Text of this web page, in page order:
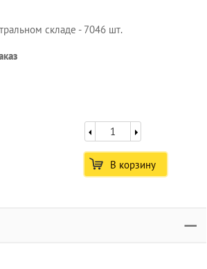
складе - 7046 шт.
В корзину